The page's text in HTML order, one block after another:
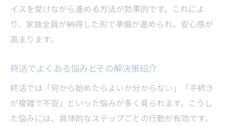
イスを受けながら進める方法が効果的です。これによ
り、家族全員が納得した形で準備が進められ、安心感が
高まります。
終活でよくある悩みとその解決策紹介
終活では「何から始めたらよいか分からない」「手続き
が複雑で不安」といった悩みが多く見られます。こうし
た悩みには、具体的なステップごとの行動が有効です。